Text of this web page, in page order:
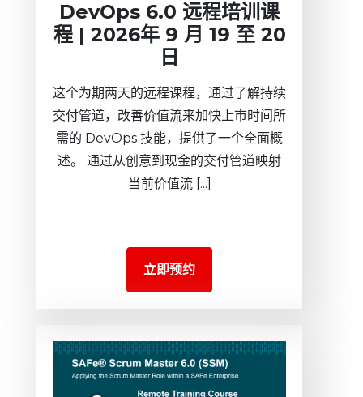
DevOps 6.0 远程培训课
程 | 2026年 9 月 19 至 20
日
这个为期两天的远程课程，通过了解持续
交付管道，改善价值流来加快上市时间所
需的 DevOps 技能，提供了一个全面概
述。 通过从创意到现金的交付管道映射
当前价值流 [...]
立即预约